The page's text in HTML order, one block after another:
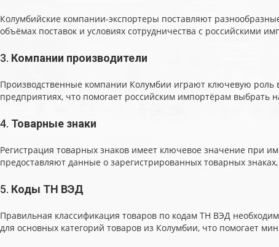
Колумбийские компании-экспортеры поставляют
объёмах поставок и условиях сотрудничества с российскими
3. Компании производители
Производственные компании Колумбии играют ключевую роль
предприятиях, что помогает российским импортёрам выбрать
4. Товарные знаки
Регистрация товарных знаков имеет ключевое значение при
предоставляют данные о зарегистрированных товарных
5. Коды ТН ВЭД
Правильная классификация товаров по кодам ТН ВЭД
для основных категорий товаров из Колумбии, что помогает